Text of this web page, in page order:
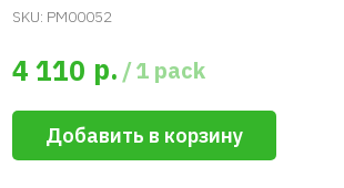
SKU: PM00052
4 110 р. /1 pack
Добавить в корзину